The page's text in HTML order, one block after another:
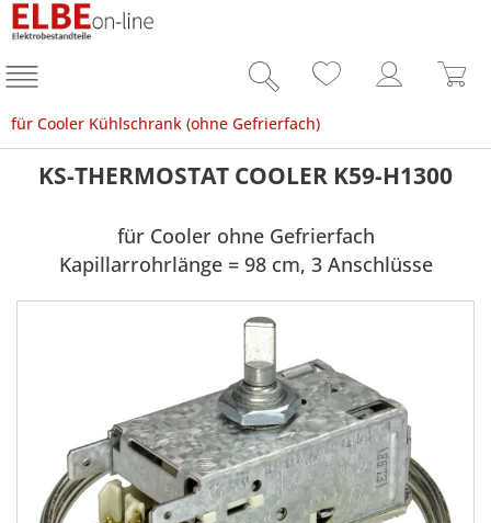
für Cooler Kühlschrank (ohne Gefrierfach)
KS-THERMOSTAT COOLER K59-H1300
für Cooler ohne Gefrierfach
Kapillarrohrlänge = 98 cm, 3 Anschlüsse